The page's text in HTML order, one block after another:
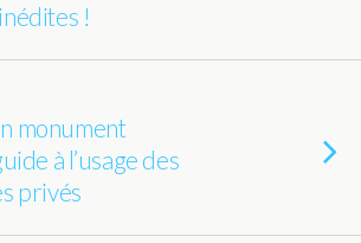
!
monument
à l’usage des
privés